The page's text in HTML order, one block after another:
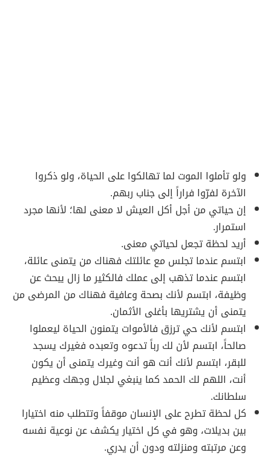
ولو تأملوا الموت لما تهالكوا على الحياة، ولو ذكروا
الآخرة لفرّوا فراراً إلى جناب ربهم.
إن حياتي من أجل أكل العيش لا معنى لها؛ لأنها مجرد
استمرار.
أريد لحظة تجعل لحياتي معنى.
ابتسم عندما تجلس مع عائلتك فهناك من يتمنى عائلة،
ابتسم عندما تذهب إلى عملك فالكثير ما زال يبحث عن
وظيفة، ابتسم لأنك بصحة وعافية فهناك من المرضى من
يتمنى أن يشتريها بأغلى الأثمان.
ابتسم لأنك حي ترزق فالأموات يتمنون الحياة ليعملوا
صالحاً، ابتسم لأن لك رباً تدعوه وتعبده فغيرك يسجد
للبقر، ابتسم لأنك أنت هو أنت وغيرك يتمنى أن يكون
أنت، اللهم لك الحمد كما ينبغي لجلال وجهك وعظيم
سلطانك.
كل لحظة تطرح على الإنسان موقفاً وتتطلب منه اختيارا
بين بديلات، وهو في كل اختيار يكشف عن نوعية نفسه
وعن مرتبته ومنزلته ودون أن يدري.